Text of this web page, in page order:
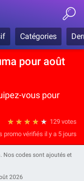
Catégories
pour août
vous pour
129 votes
★
★
★
★
★
promo vérifiés il y a 5 jours
Nos codes sont ajoutés et
2026